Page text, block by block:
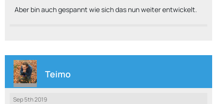
Aber bin auch gespannt wie sich das nun weiter entwickelt.
Teimo
Sep 5th 2019